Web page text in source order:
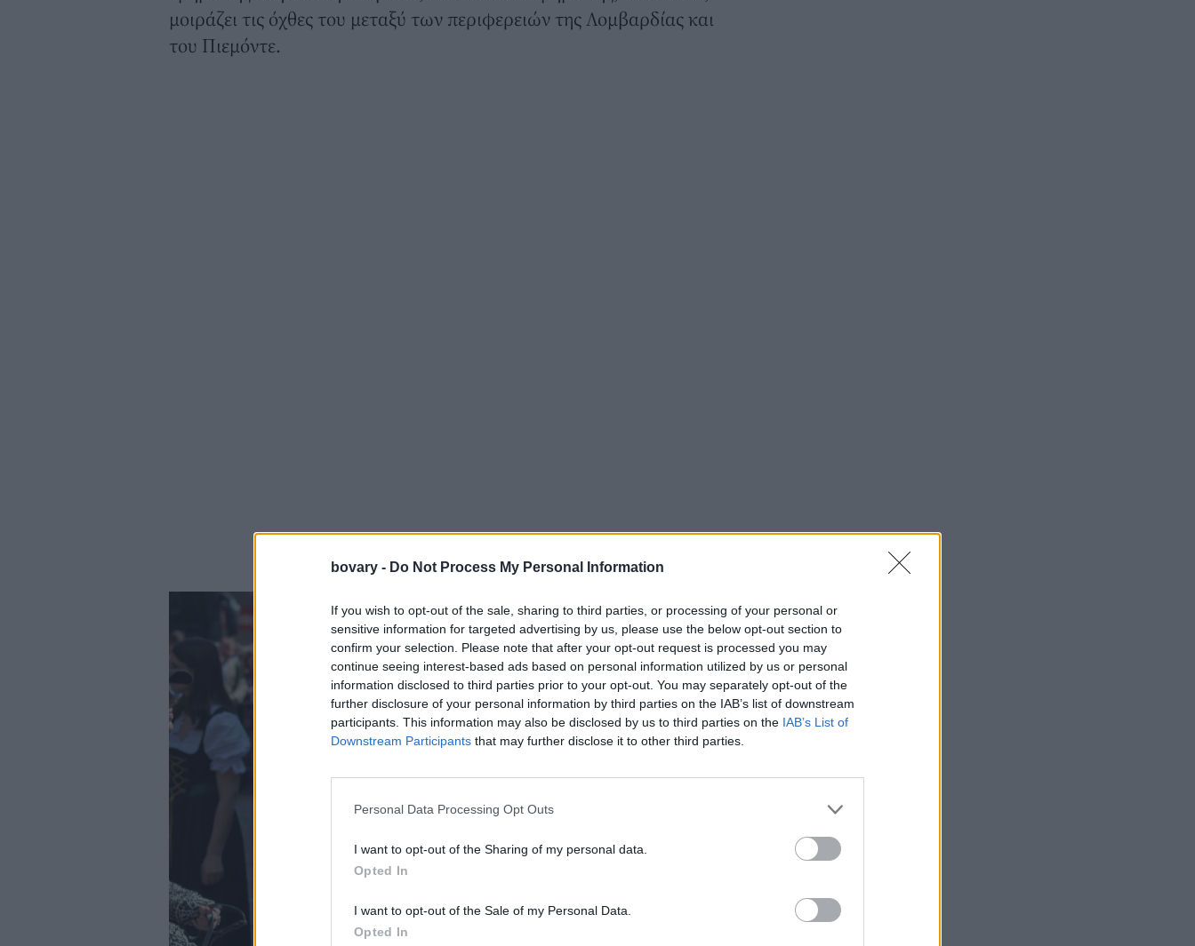
bovary - Do Not Process My Personal Information
If you wish to opt-out of the sale, sharing to third parties, or processing of your personal or
sensitive information for targeted advertising by us, please use the below opt-out section to
confirm your selection. Please note that after your opt-out request is processed you may
continue seeing interest-based ads based on personal information utilized by us or personal
information disclosed to third parties prior to your opt-out. You may separately opt-out of the
further disclosure of your personal information by third parties on the IAB’s list of downstream
participants. This information may also be disclosed by us to third parties on the IAB’s List of
Downstream Participants that may further disclose it to other third parties.
Personal Data Processing Opt Outs
I want to opt-out of the Sharing of my personal data.
Opted In
I want to opt-out of the Sale of my Personal Data.
Opted In
μοιράζει τις όχθες του μεταξύ των περιφερειών της Λομβαρδίας και
του Πιεμόντε.